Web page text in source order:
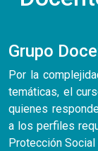
Grupo
Por la
temáticas, el
quienes
a los perfiles
Protección Social